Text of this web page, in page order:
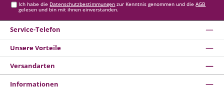
Ich habe die Datenschutzbestimmungen zur Kenntnis genommen und dieAGB
gelesen und bin mit ihnen einverstanden.
Service-Telefon
Unsere Vorteile
Versandarten
Informationen